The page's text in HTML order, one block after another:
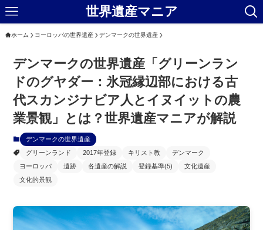
世界遺産マニア
ホーム ヨーロッパの世界遺産 デンマークの世界遺産
デンマークの世界遺産「グリーンラン
ドのグヤダー：氷冠縁辺部における古
代スカンジナビア人とイヌイットの農
業景観」とは？世界遺産マニアが解説
デンマークの世界遺産
グリーンランド
2017年登録 キリスト教
デンマーク
ヨーロッパ
遺跡 各遺産の解説 登録基準(5)
文化遺産
文化的景観